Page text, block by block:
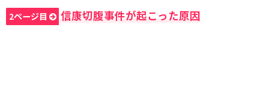
2ページ目 信康切腹事件が起こった原因